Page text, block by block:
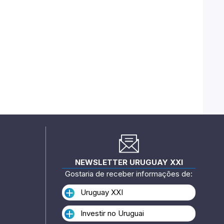
NEWSLETTER URUGUAY XXI
Gostaria de receber informações de:
Uruguay XXI
Investir no Uruguai